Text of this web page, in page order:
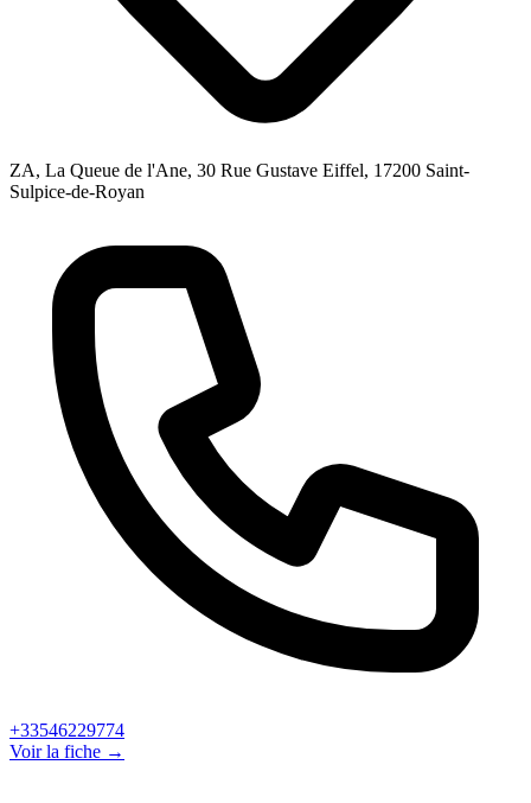
ZA, La Queue de l'Ane, 30 Rue Gustave Eiffel, 17200 Saint-
Sulpice-de-Royan
+33546229774
Voir la fiche →